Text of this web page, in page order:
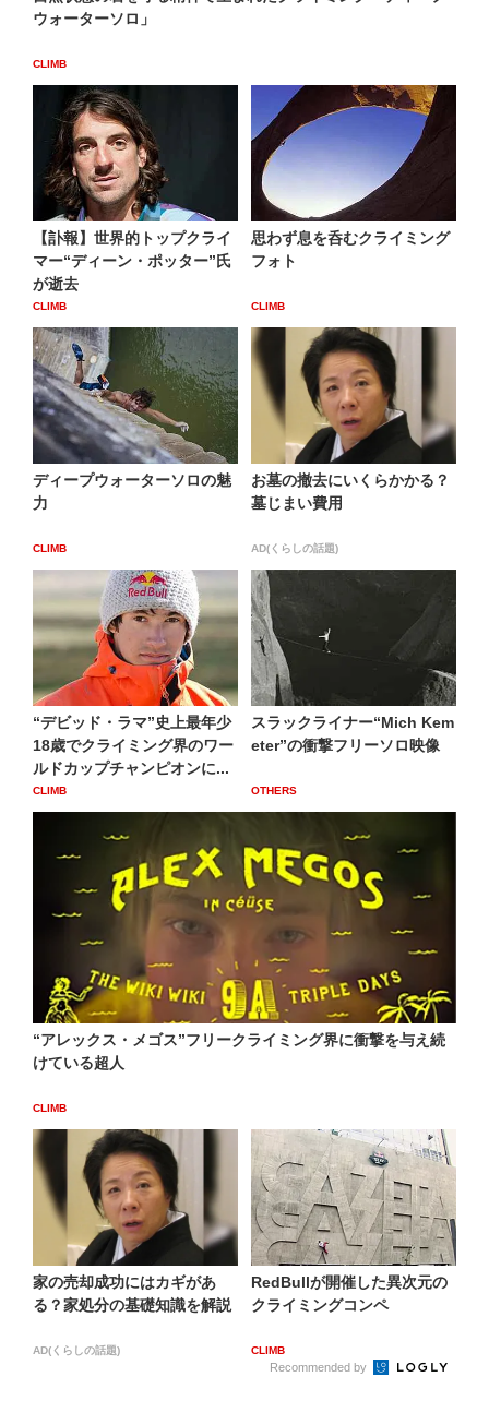
ウォーターソロ」
CLIMB
【訃報】世界的トップクライ
マー“ディーン・ポッター”氏
が逝去
CLIMB
思わず息を呑むクライミング
フォト
CLIMB
ディープウォーターソロの魅
力
CLIMB
お墓の撤去にいくらかかる？
墓じまい費用
AD(くらしの話題)
“デビッド・ラマ”史上最年少
18歳でクライミング界のワー
ルドカップチャンピオンに...
CLIMB
スラックライナー“Mich Kem
eter”の衝撃フリーソロ映像
OTHERS
“アレックス・メゴス”フリークライミング界に衝撃を与え続
けている超人
CLIMB
家の売却成功にはカギがあ
る？家処分の基礎知識を解説
AD(くらしの話題)
RedBullが開催した異次元の
クライミングコンペ
CLIMB
Recommended by